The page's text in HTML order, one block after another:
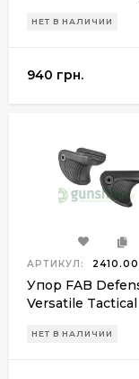
НЕТ В НАЛИЧИИ
940 грн.
АРТИКУЛ:
Упор FAB
Versatile Tactical
НЕТ В НАЛИЧИИ